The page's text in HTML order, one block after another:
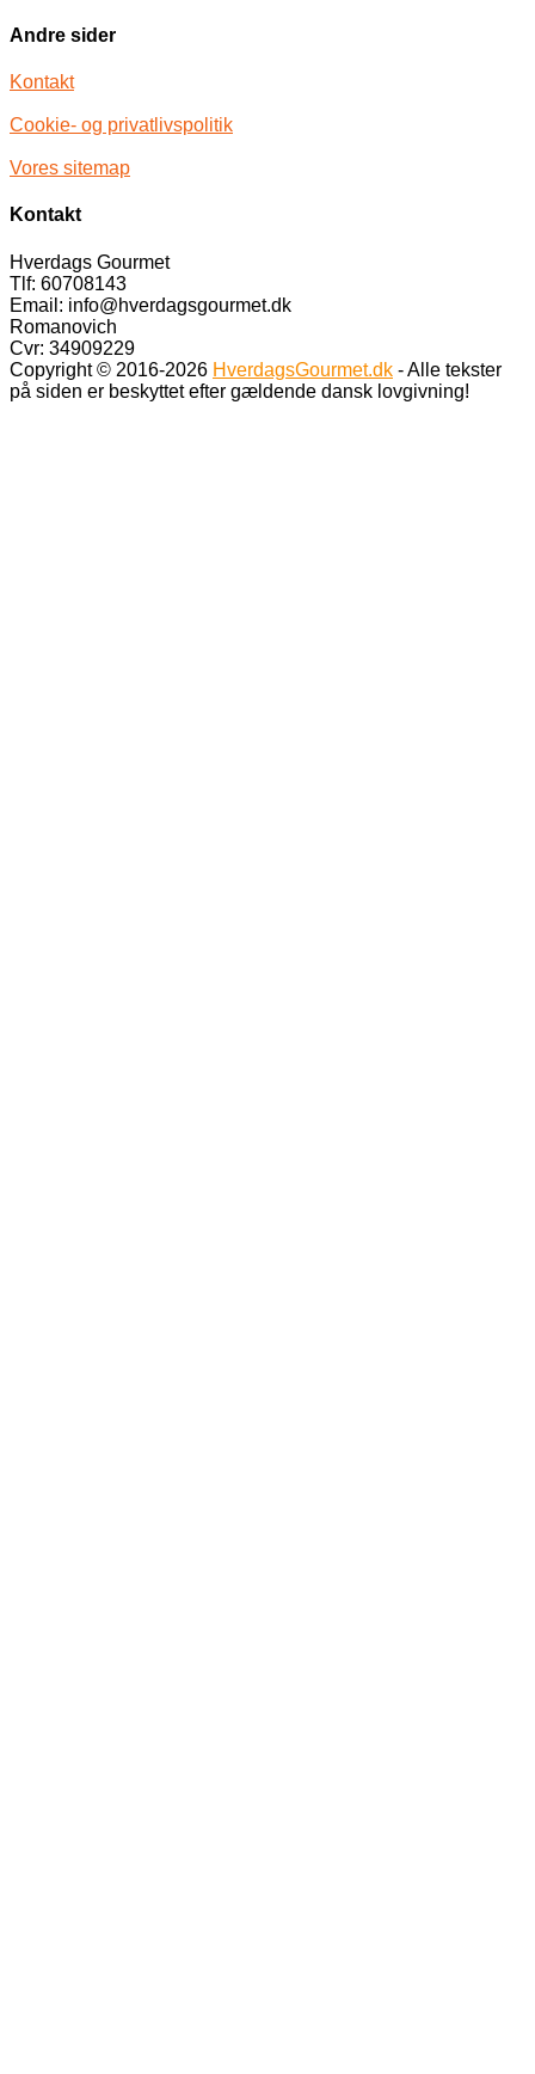
Andre sider
Kontakt
Cookie- og privatlivspolitik
Vores sitemap
Kontakt
Hverdags Gourmet
Tlf: 60708143
Email: info@hverdagsgourmet.dk
Romanovich
Cvr: 34909229
Copyright © 2016-2026 HverdagsGourmet.dk - Alle tekster
på siden er beskyttet efter gældende dansk lovgivning!